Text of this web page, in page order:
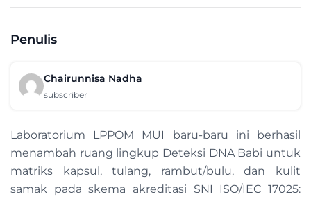
Penulis
Chairunnisa Nadha
subscriber
Laboratorium LPPOM MUI baru-baru ini berhasil
menambah ruang lingkup Deteksi DNA Babi untuk
matriks kapsul, tulang, rambut/bulu, dan kulit
samak pada skema akreditasi SNI ISO/IEC 17025: